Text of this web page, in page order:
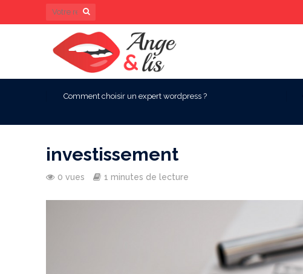
Comment choisir un expert wordpress ?
investissement
0 vues 1 minutes de lecture